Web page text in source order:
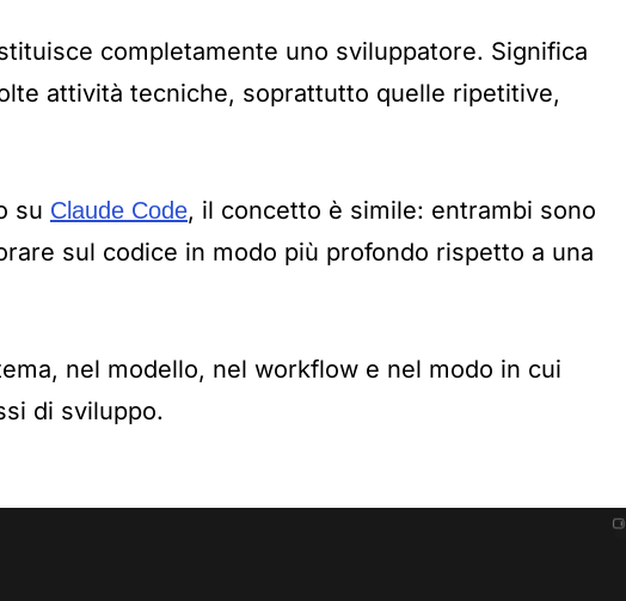
completamente uno sviluppatore. Significa
attività tecniche, soprattutto quelle ripetitive,
su Claude Code, il concetto è simile: entrambi sono
sul codice in modo più profondo rispetto a una
nel modello, nel workflow e nel modo in cui
di sviluppo.